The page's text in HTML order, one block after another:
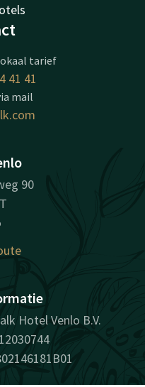
tarief
41 41
mail
90
Hotel Venlo B.V.